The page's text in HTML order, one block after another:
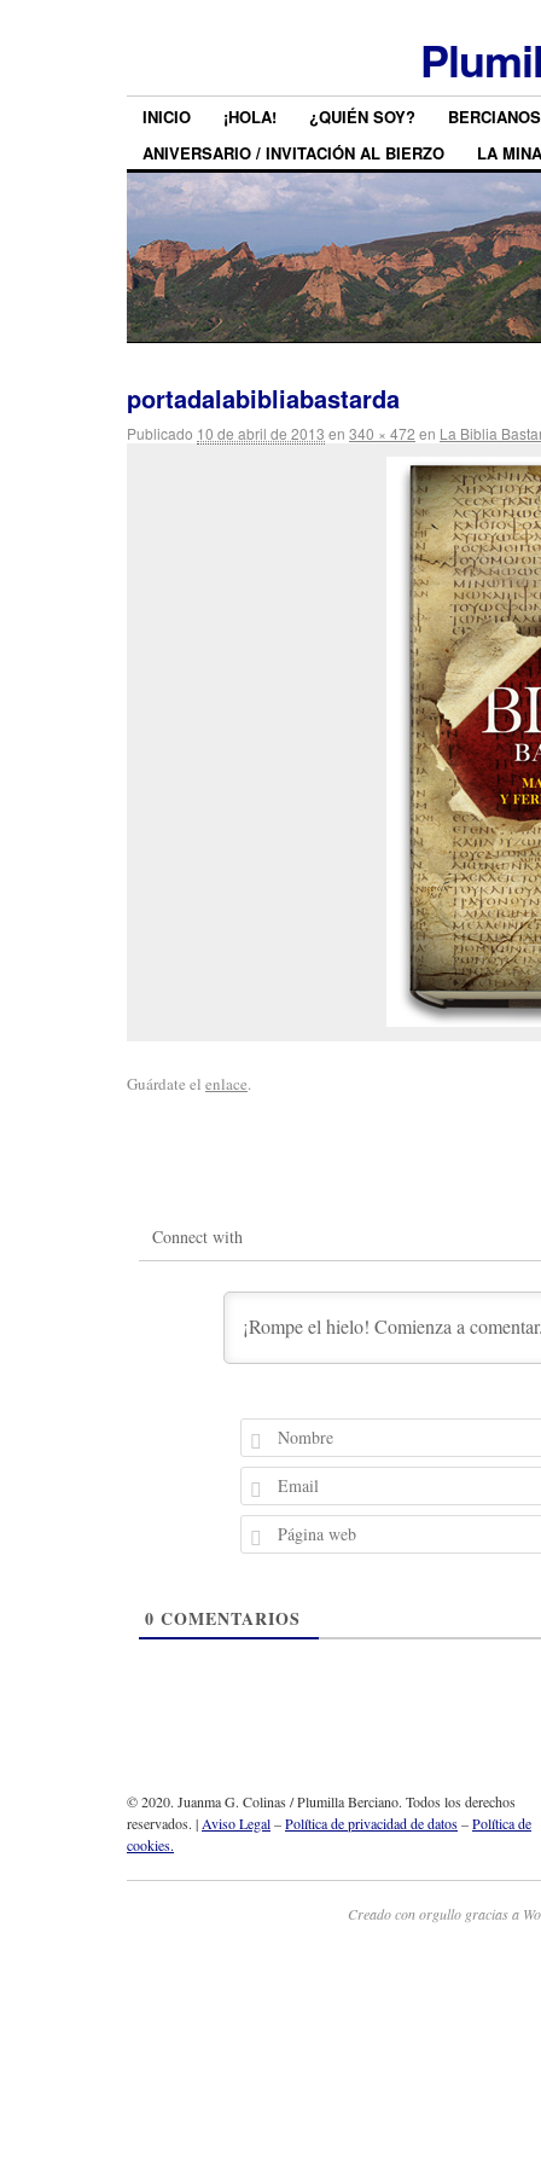
INICIO ¡HOLA! ¿QUIÉN SOY?
ANIVERSARIO / INVITACIÓN AL BIERZO
LA MINA
portadalabibliabastarda
Publicado 10 de abril de 2013 en 340 × 472 en La Biblia
Guárdate el enlace.
Connect with
0 COMENTARIOS
© 2020. Juanma G. Colinas / Plumilla Berciano. Todos los derechos
reservados. | Aviso Legal–Política de privacidad de datos–Política de
cookies.
Creado con orgullo gracias a